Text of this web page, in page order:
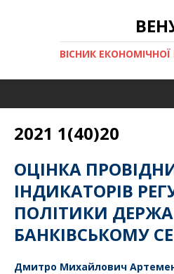
ВІСНИК
2021 1(40)20
ОЦІНКА
ІНДИКАТОРІВ
ПОЛІТИКИ
БАНКІВСЬКОМУ
Дмитро Михайлович